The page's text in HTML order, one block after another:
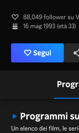
88,049 follower su
16 mag 1993 (età 33)
Segui
Programmi
Un elenco dei film, le